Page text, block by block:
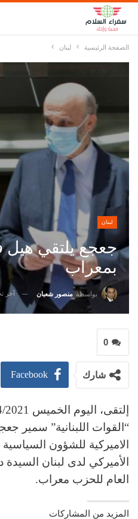
الصفحة الرئيسية لبنان
لبنان
جعجع يلتقي
بمعراب
بواسطة منصور شعبان آخر
0
شارك Facebook
“القوات اللبنانية” سمير
الاميركية للشؤون
الأميركي لدى لبنان
العام للحزب معراب.
المزيد من المشاركات